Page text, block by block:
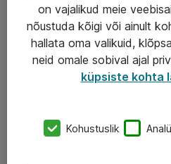
AS ATEA
+372 659 3591
Järvevana tee 7b, 10112
on vajalikud meie
nõustuda kõigi või ainult
hallata oma valikuid,
neid omale sobival ajal
küpsiste kohta
Kohustuslik